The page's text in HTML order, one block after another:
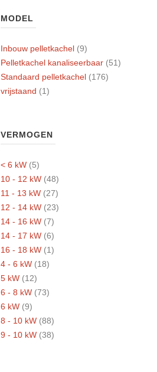
MODEL
Inbouw pelletkachel (9)
Pelletkachel kanaliseerbaar (51)
Standaard pelletkachel (176)
vrijstaand (1)
VERMOGEN
< 6 kW (5)
10 - 12 kW (48)
11 - 13 kW (27)
12 - 14 kW (23)
14 - 16 kW (7)
14 - 17 kW (6)
16 - 18 kW (1)
4 - 6 kW (18)
5 kW (12)
6 - 8 kW (73)
6 kW (9)
8 - 10 kW (88)
9 - 10 kW (38)